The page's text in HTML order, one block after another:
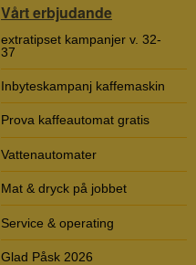
Vårt erbjudande
extratipset kampanjer v. 32-
37
Inbyteskampanj kaffemaskin
Prova kaffeautomat gratis
Vattenautomater
Mat & dryck på jobbet
Service & operating
Glad Påsk 2026